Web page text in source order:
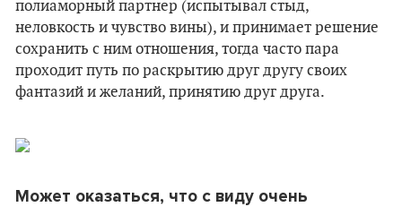
полиаморный партнер (испытывал стыд,
неловкость и чувство вины), и принимает решение
сохранить с ним отношения, тогда часто пара
проходит путь по раскрытию друг другу своих
фантазий и желаний, принятию друг друга.
Может оказаться, что с виду очень